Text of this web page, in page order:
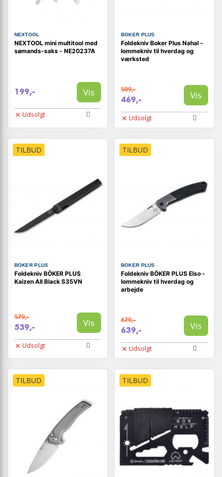
NEXTOOL
NEXTOOL mini multitool med
sømands-saks - NE20237A
199,- Vis
Udsolgt
BOKER PLUS
Foldekniv Boker Plus Nahal -
lommekniv til hverdag og
værksted
509,-
469,- Vis
Udsolgt
TILBUD
BOKER PLUS
Foldekniv BÖKER PLUS
Kaizen All Black S35VN
579,-
539,- Vis
Udsolgt
TILBUD
BOKER PLUS
Foldekniv BÖKER PLUS Elso -
lommekniv til hverdag og
arbejde
679,-
639,- Vis
Udsolgt
TILBUD TILBUD